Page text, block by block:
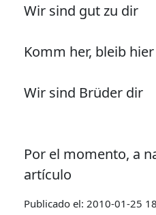
Wir sind gut zu dir
Komm her, bleib hier
Wir sind Brüder dir
Por el momento, a
artículo
Publicado el: 2010-01-25